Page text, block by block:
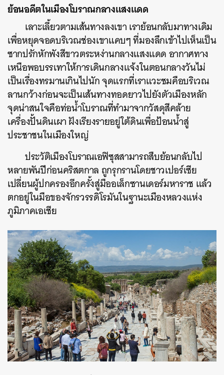
ย้อนอดีตในเมืองโบราณกลางแสงแดด
เลาะเลี้ยวตามเส้นทางลงเขา เราย้อนกลับมาทางเดิม
เพื่อหยุดจอดบริเวณช่องเขาแคบๆ ที่มองลึกเข้าไปเห็นเป็น
ซากปรักหักพังสีขาวตระหง่านกลางแสงแดด อากาศทาง
เหนือพอบรรเทาให้การเดินกลางแจ้งในตอนกลางวันไม่
เป็นเรื่องทรมานเกินไปนัก จุดแรกที่เราแวะชมคือบริเวณ
ลานกว้างก่อนจะเป็นเส้นทางทอดยาวไปยังตัวเมืองหลัก
จุดน่าสนใจคือท่อน้ำโบราณที่ทำมาจากวัสดุสีคล้าย
เครื่องปั้นดินเผา ฝังเรียงรายอยู่ใต้ดินเพื่อป้อนน้ำสู่
ประชาชนในเมืองใหญ่
ประวัติเมืองโบราณเอฟิซุสสามารถสืบย้อนกลับไป
หลายพันปีก่อนคริสตกาล ถูกรุกรานโดยชาวเปอร์เซีย
เปลี่ยนผู้ปกครองอีกครั้งสู่มืออเล็กซานเดอร์มหาราช แล้ว
ตกอยู่ในมือของจักรวรรดิโรมันในฐานะเมืองหลวงแห่ง
ภูมิภาคเอเชีย